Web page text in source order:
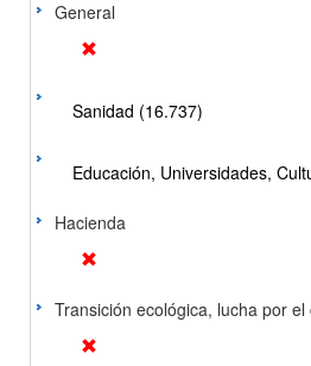
General
Sanidad (16.737)
Educación, Universidades,
Hacienda
Transición ecológica, lucha por